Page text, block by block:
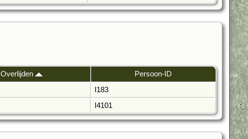
Overlijden
Persoon-ID
I183
I4101